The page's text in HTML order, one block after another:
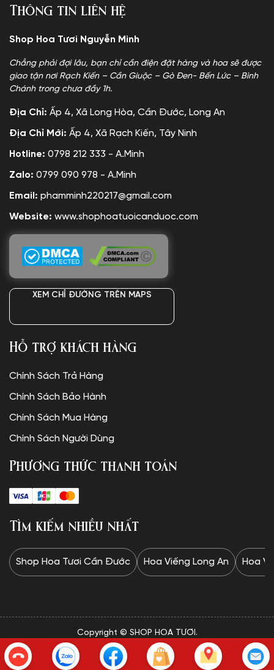
Thông tin liên hệ
Shop Hoa Tươi Nguyễn Minh
Chẳng phải đợi lâu, bạn chỉ cần điện đặt hàng và hoa sẽ được
giao tận nơi Rạch Kiến – Cần Giuộc – Gò Đen- Bến Lức – Bình
Chánh trong chưa đầy 1h.
Địa Chỉ: Ấp 4, Xã Long Hòa, Cần Đước, Long An
Địa Chỉ Mới: Ấp 4, Xã Rạch Kiến, Tây Ninh
Hotline: 0798 212 333 - A.Minh
Zalo: 0799 090 978 - A.Minh
Email: phamminh220217@gmail.com
Website: www.shophoatuoicanduoc.com
XEM CHỈ ĐƯỜNG TRÊN MAPS
Hỗ trợ khách hàng
Chính Sách Trả Hàng
Chính Sách Bảo Hành
Chính Sách Mua Hàng
Chính Sách Người Dùng
Phương thức thanh toán
Tìm kiếm nhiều nhất
Shop Hoa Tươi Cần Đước Hoa Viếng Long An Hoa
Copyright © SHOP HOA TƯƠI.
✦Website được thiết kế và vận hành bởi Minh Trí: 0328 732
834✦